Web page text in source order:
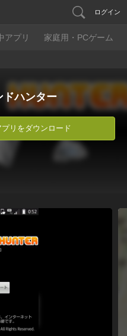
ログイン
アプリ 家庭用・PCゲーム
ドハンター
プリをダウンロード